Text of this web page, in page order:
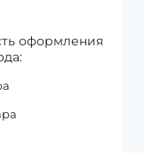
оформления